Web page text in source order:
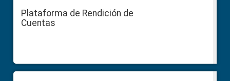
Plataforma de Rendición de
Cuentas